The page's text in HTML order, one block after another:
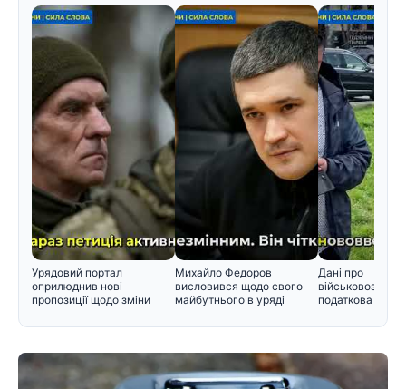
Урядовий портал
оприлюднив нові
пропозиції щодо зміни
Михайло Федоров
висловився щодо свого
майбутнього в уряді
Дані про
податкова